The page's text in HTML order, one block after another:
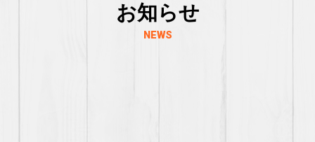
お知らせ
NEWS